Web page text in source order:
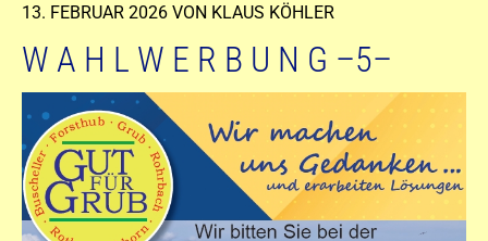
VERÖFFENTLICHT
13. FEBRUAR 2026 VON KLAUS KÖHLER
W A H L W E R B U N G –5–